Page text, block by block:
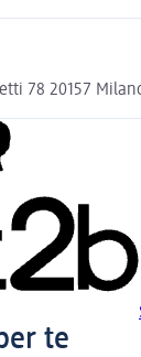
78 20157
te